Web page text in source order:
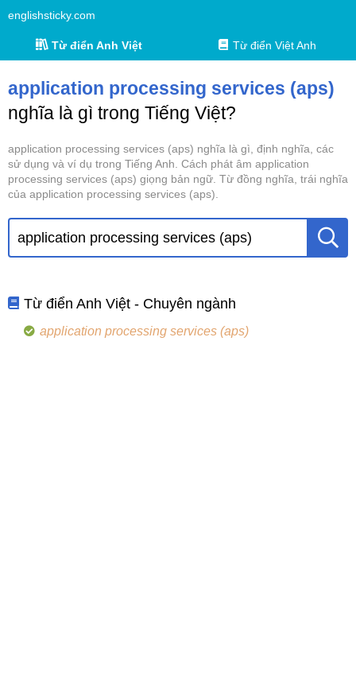
englishsticky.com
Từ điển Anh Việt Từ điển Việt Anh
application processing services (aps)
nghĩa là gì trong Tiếng Việt?
application processing services (aps) nghĩa là gì, định nghĩa, các
sử dụng và ví dụ trong Tiếng Anh. Cách phát âm application
processing services (aps) giọng bản ngữ. Từ đồng nghĩa, trái nghĩa
của application processing services (aps).
Từ điển Anh Việt - Chuyên ngành
application processing services (aps)